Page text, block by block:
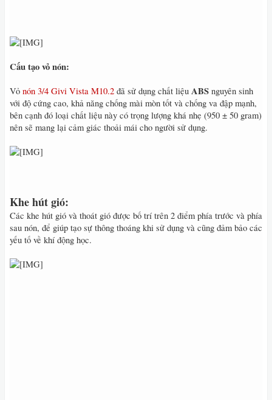
Cấu tạo vỏ nón:
Vỏ nón 3/4 Givi Vista M10.2 đã sử dụng chất liệu ABS nguyên sinh
với độ cứng cao, khả năng chống mài mòn tốt và chống va đập mạnh,
bên cạnh đó loại chất liệu này có trọng lượng khá nhẹ (950 ± 50 gram)
nên sẽ mang lại cảm giác thoải mái cho người sử dụng.
Khe hút gió:
Các khe hút gió và thoát gió được bố trí trên 2 điểm phía trước và phía
sau nón, để giúp tạo sự thông thoáng khi sử dụng và cũng đảm bảo các
yếu tố về khí động học.